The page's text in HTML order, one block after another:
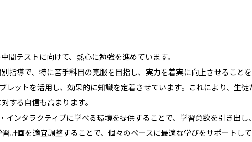
間テストに向けて、熱心に勉強を進めています。
指導で、特に苦手科目の克服を目指し、実力を着実に向上させることを
レットを活用し、効果的に知識を定着させています。これにより、生徒
する自信も高まります。
インタラクティブに学べる環境を提供することで、学習意欲を引き出し
計画を適宜調整することで、個々のペースに最適な学びをサポートして